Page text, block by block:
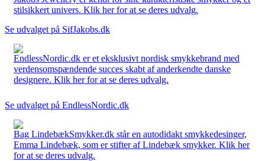
stilsikkert univers. Klik her for at se deres udvalg.
Se udvalget på SifJakobs.dk
EndlessNordic.dk er et eksklusivt nordisk smykkebrand med
verdensomspændende succes skabt af anderkendte danske
designere. Klik her for at se deres udvalg.
Se udvalget på EndlessNordic.dk
Bag LindebækSmykker.dk står en autodidakt smykkedesinger,
Emma Lindebæk, som er stifter af Lindebæk smykker. Klik her
for at se deres udvalg.